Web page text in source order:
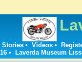
Stories • Videos •
• Laverda Museum